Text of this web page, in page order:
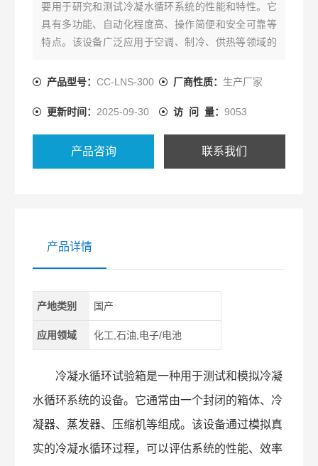
要用于研究和测试冷凝水循环系统的性能和特性。它
具有多功能、自动化程度高、操作简便和安全可靠等
特点。该设备广泛应用于空调、制冷、供热等领域的
产品型号：CC-LNS-300 厂商性质： 生产厂家
更新时间： 2025-09-30 访 问 量： 9053
产品咨询 联系我们
产品详情
产地类别 国产
应用领域 化工,石油,电子/电池
冷凝水循环试验箱是一种用于测试和模拟冷凝
水循环系统的设备。它通常由一个封闭的箱体、冷
凝器、蒸发器、压缩机等组成。该设备通过模拟真
实的冷凝水循环过程，可以评估系统的性能、效率